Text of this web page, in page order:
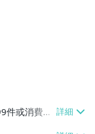
件或消費滿